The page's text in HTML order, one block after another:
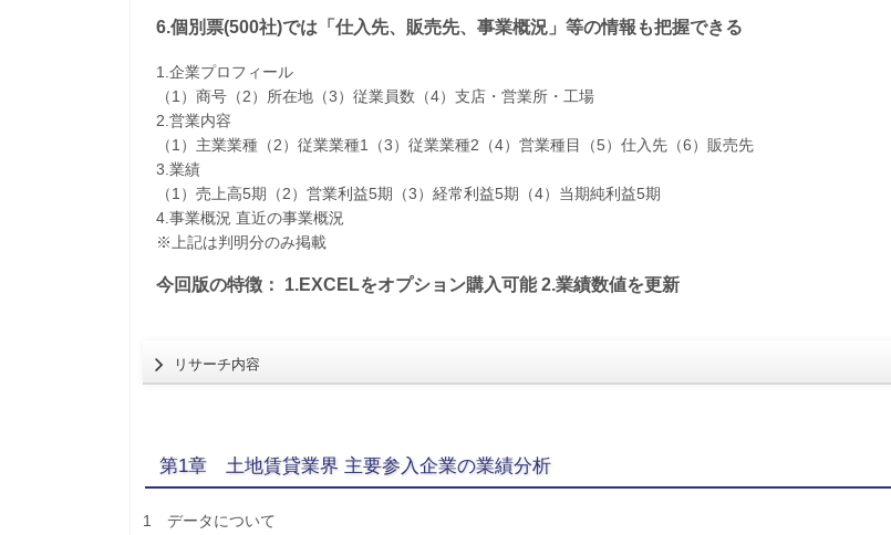
6.個別票(500社)では「仕入先、販売先、事業概況」等の情報も把握できる
1.企業プロフィール
（1）商号（2）所在地（3）従業員数（4）支店・営業所・工場
2.営業内容
（1）主業業種（2）従業業種1（3）従業業種2（4）営業種目（5）仕入先（6）販売先
3.業績
（1）売上高5期（2）営業利益5期（3）経常利益5期（4）当期純利益5期
4.事業概況 直近の事業概況
※上記は判明分のみ掲載
今回版の特徴： 1.EXCELをオプション購入可能 2.業績数値を更新
リサーチ内容
第1章 土地賃貸業界 主要参入企業の業績分析
1 データについて